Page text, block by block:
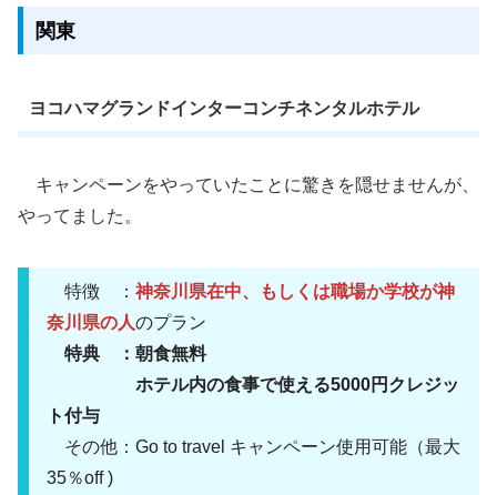
関東
ヨコハマグランドインターコンチネンタルホテル
キャンペーンをやっていたことに驚きを隠せませんが、
やってました。
特徴 ： 神奈川県在中、もしくは職場か学校が神
奈川県の人のプラン
特典 ：朝食無料
ホテル内の食事で使える5000円クレジッ
ト付与
その他：Go to travel キャンペーン使用可能（最大
35％off )